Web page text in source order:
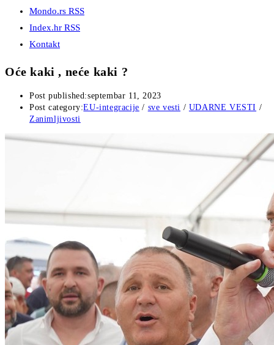
Mondo.rs RSS
Index.hr RSS
Kontakt
Oće kaki , neće kaki ?
Post published:septembar 11, 2023
Post category:EU-integracije / sve vesti / UDARNE VESTI /
Zanimljivosti